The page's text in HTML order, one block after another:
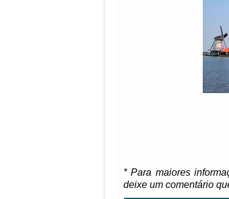
* Para maiores
deixe um comentário